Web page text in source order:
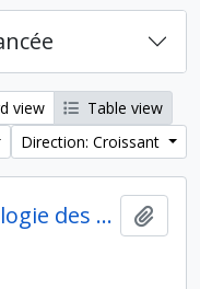
view
Table view
Direction: Croissant
Claude Chauchat. Archéologie des Amériques